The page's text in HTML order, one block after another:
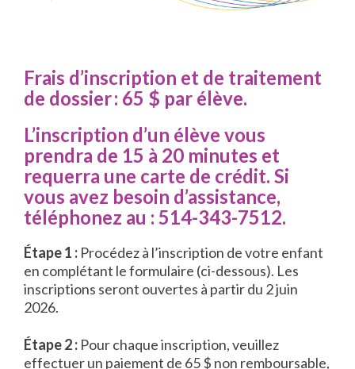
Frais d’inscription et de traitement
de dossier : 65 $ par élève.
L’inscription d’un élève vous
prendra de 15 à 20 minutes et
requerra une carte de crédit. Si
vous avez besoin d’assistance,
téléphonez au : 514-343-7512.
Étape 1 : Procédez à l’inscription de votre enfant
en complétant le formulaire (ci-dessous). Les
inscriptions seront ouvertes à partir du 2 juin
2026.
Étape 2 : Pour chaque inscription, veuillez
effectuer un paiement de 65 $ non remboursable,